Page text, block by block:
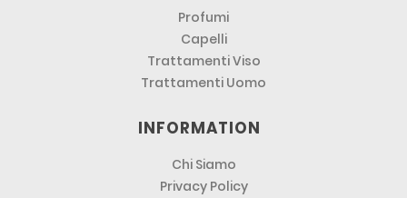
Profumi
Capelli
Trattamenti Viso
Trattamenti Uomo
INFORMATION
Chi Siamo
Privacy Policy